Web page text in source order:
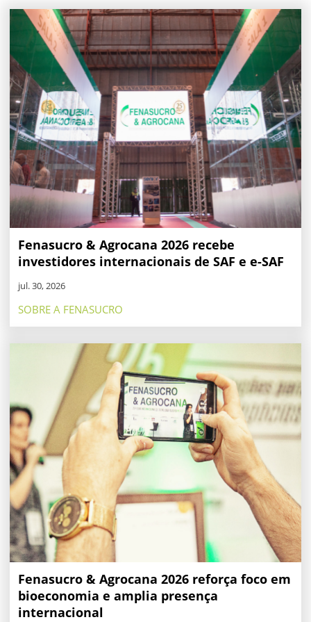
Fenasucro & Agrocana 2026 recebe
investidores internacionais de SAF e e-SAF
jul. 30, 2026
SOBRE A FENASUCRO
Fenasucro & Agrocana 2026 reforça foco em
bioeconomia e amplia presença
internacional